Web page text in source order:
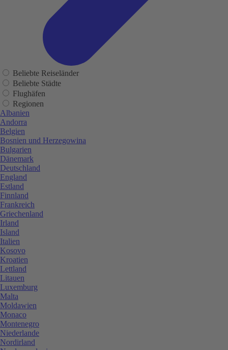
Beliebte Reiseländer
Beliebte Städte
Flughäfen
Regionen
Albanien
Andorra
Belgien
Bosnien und Herzegowina
Bulgarien
Dänemark
Deutschland
England
Estland
Finnland
Frankreich
Griechenland
Irland
Island
Italien
Kosovo
Kroatien
Lettland
Litauen
Luxemburg
Malta
Moldawien
Monaco
Montenegro
Niederlande
Nordirland